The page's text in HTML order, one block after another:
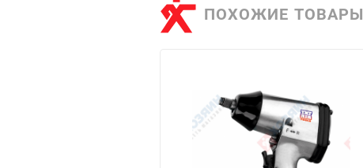
ПОХОЖИЕ ТОВАРЫ